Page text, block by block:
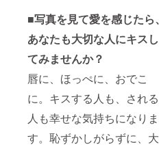
■写真を見て愛を感じたら、
あなたも大切な人にキスし
てみませんか？
唇に、ほっぺに、おでこ
に。キスする人も、される
人も幸せな気持ちになりま
す。恥ずかしがらずに、大